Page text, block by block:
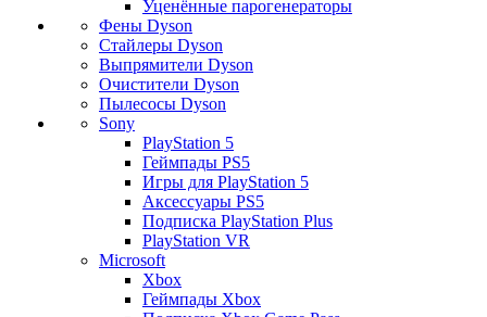
Уценённые парогенераторы
Фены Dyson
Стайлеры Dyson
Выпрямители Dyson
Очистители Dyson
Пылесосы Dyson
Sony
PlayStation 5
Геймпады PS5
Игры для PlayStation 5
Аксессуары PS5
Подписка PlayStation Plus
PlayStation VR
Microsoft
Xbox
Геймпады Xbox